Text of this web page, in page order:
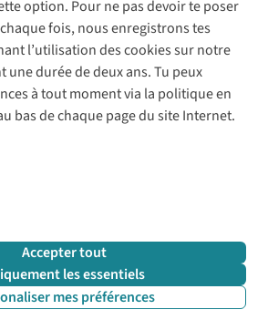
option. Pour ne pas devoir te poser
fois, nous enregistrons tes
l’utilisation des cookies sur notre
durée de deux ans. Tu peux
à tout moment via la politique en
bas de chaque page du site Internet.
Accepter tout
les essentiels
mes préférences
Suivez-nous
828 30 15 team@juttu.be
BTW BE 0416.762.280